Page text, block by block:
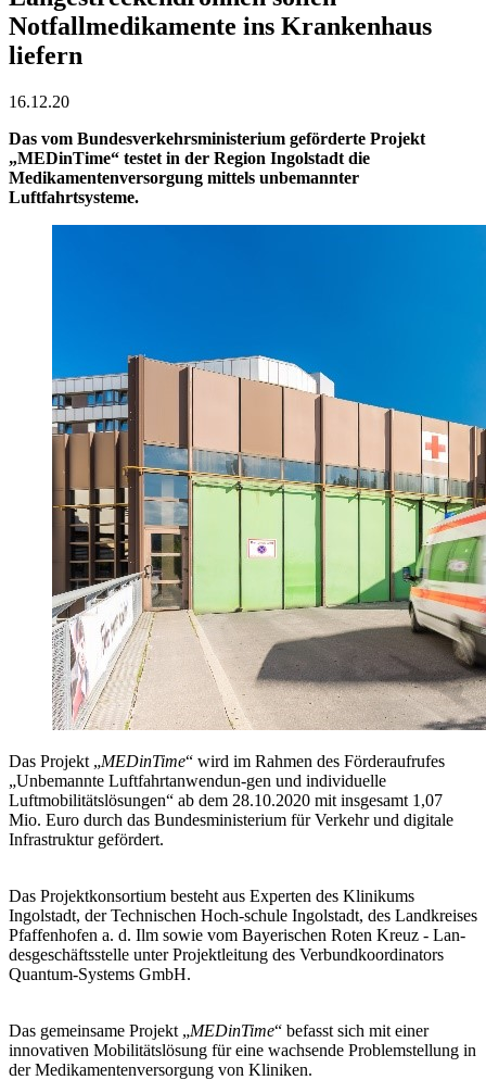
Notfallmedikamente ins Krankenhaus
liefern
16.12.20
Das vom Bundesverkehrsministerium geförderte Projekt
„MEDinTime“ testet in der Region Ingolstadt die
Medikamentenversorgung mittels unbemannter
Luftfahrtsysteme.
Das Projekt „MEDinTime“ wird im Rahmen des Förderaufrufes
„Unbemannte Luftfahrtanwendun-gen und individuelle
Luftmobilitätslösungen“ ab dem 28.10.2020 mit insgesamt 1,07
Mio. Euro durch das Bundesministerium für Verkehr und digitale
Infrastruktur gefördert.
Das Projektkonsortium besteht aus Experten des Klinikums
Ingolstadt, der Technischen Hoch-schule Ingolstadt, des Landkreises
Pfaffenhofen a. d. Ilm sowie vom Bayerischen Roten Kreuz - Lan-
desgeschäftsstelle unter Projektleitung des Verbundkoordinators
Quantum-Systems GmbH.
Das gemeinsame Projekt „MEDinTime“ befasst sich mit einer
innovativen Mobilitätslösung für eine wachsende Problemstellung in
der Medikamentenversorgung von Kliniken.